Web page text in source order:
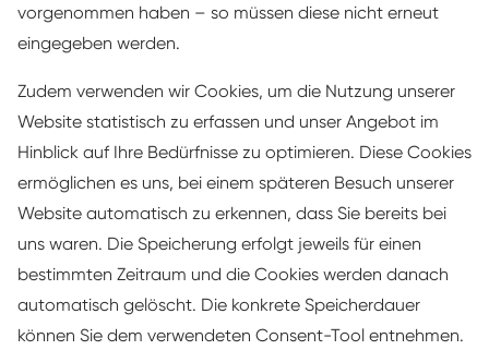
vorgenommen haben – so müssen diese nicht erneut
eingegeben werden.
Zudem verwenden wir Cookies, um die Nutzung unserer
Website statistisch zu erfassen und unser Angebot im
Hinblick auf Ihre Bedürfnisse zu optimieren. Diese Cookies
ermöglichen es uns, bei einem späteren Besuch unserer
Website automatisch zu erkennen, dass Sie bereits bei
uns waren. Die Speicherung erfolgt jeweils für einen
bestimmten Zeitraum und die Cookies werden danach
automatisch gelöscht. Die konkrete Speicherdauer
können Sie dem verwendeten Consent-Tool entnehmen.